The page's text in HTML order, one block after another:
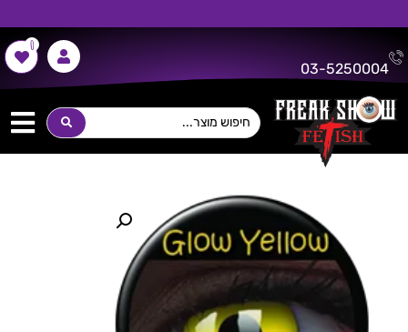
משלוח חינם על כל רכישה מעל 300 ש"ח!
03-5250004
0